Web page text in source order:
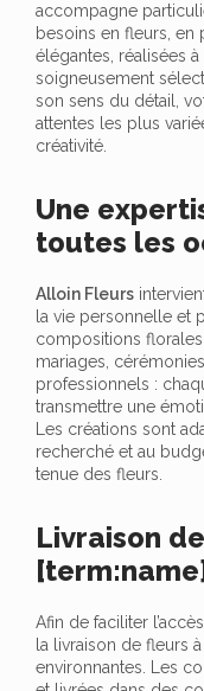
accompagne
besoins en fleurs,
élégantes, réalisées
soigneusement
son sens du détail,
attentes les plus
créativité.
Une
toutes les
Alloin Fleurs
la vie personnelle et
compositions florales
mariages,
professionnels :
transmettre une
Les créations sont
recherché et au
tenue des fleurs.
Livraison
Afin de faciliter
la livraison de fleurs
environnantes. Les